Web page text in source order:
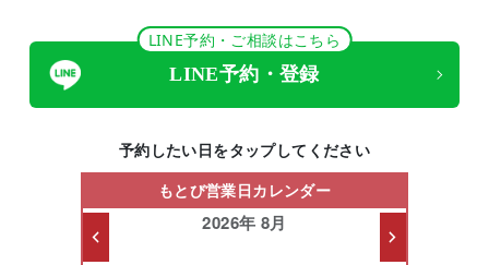
LINE予約・ご相談はこちら
LINE予約・登録
予約したい日をタップしてください
もとび営業日カレンダー
2026年 8月